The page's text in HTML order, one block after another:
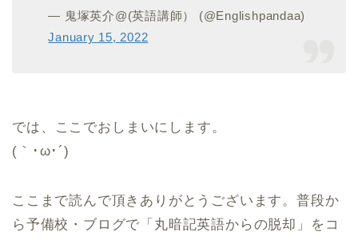
— 鬼塚英介@(英語講師） (@Englishpandaa)
January 15, 2022
では、ここでおしまいにします。
(｀･ω･´)ゞ
ここまで読んで頂きありがとうございます。普段か
ら予備校・ブログで「丸暗記英語からの脱却」をコ